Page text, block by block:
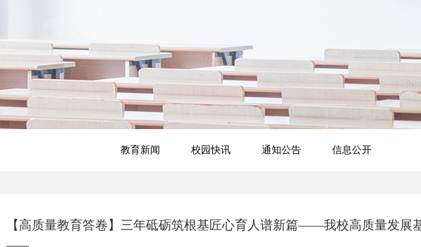
教育新闻 校园快讯 通知公告 信息公开
【高质量教育答卷】三年砥砺筑根基匠心育人谱新篇——我校高质量发展